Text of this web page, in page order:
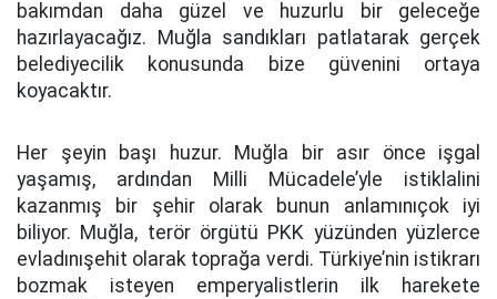
bakımdan daha güzel ve huzurlu bir geleceğe
hazırlayacağız. Muğla sandıkları patlatarak gerçek
belediyecilik konusunda bize güvenini ortaya
koyacaktır.
Her şeyin başı huzur. Muğla bir asır önce işgal
yaşamış, ardından Milli Mücadele’yle istiklalini
kazanmış bir şehir olarak bunun anlamınıçok iyi
biliyor. Muğla, terör örgütü PKK yüzünden yüzlerce
evladınışehit olarak toprağa verdi. Türkiye’nin istikrarı
bozmak isteyen emperyalistlerin ilk harekete